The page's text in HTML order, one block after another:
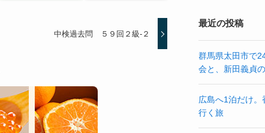
中検過去問 ５９回２級-２
最近の投稿
群馬県太田市で
会と、新田義貞
広島へ1泊だけ。
行く旅